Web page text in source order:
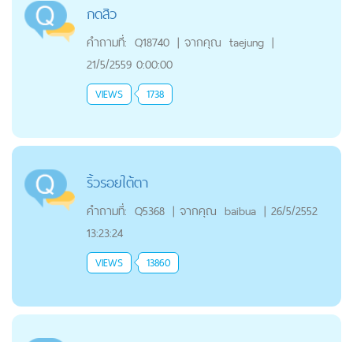
กดสิว
คำถามที่: Q18740 | จากคุณ taejung |
21/5/2559 0:00:00
VIEWS 1738
ริ้วรอยใต้ตา
คำถามที่: Q5368 | จากคุณ baibua | 26/5/2552
13:23:24
VIEWS 13860